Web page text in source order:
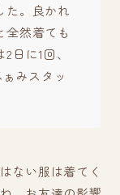
た。良かれ
全然着ても
日に1回、
みスタッ
ない服は着てく